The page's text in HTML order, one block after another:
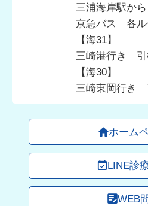
三浦海岸駅から
京急バス 各ル
【海31】
三崎港行き 引
【海30】
三崎東岡行き
ホーム
LINE診
WEB